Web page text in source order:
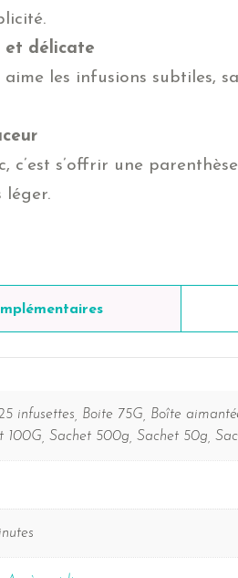
et délicate
les infusions subtiles,
c’est s’offrir une
léger.
infusettes, Boite 75G, Boîte
100G, Sachet 500g, Sachet 50g,